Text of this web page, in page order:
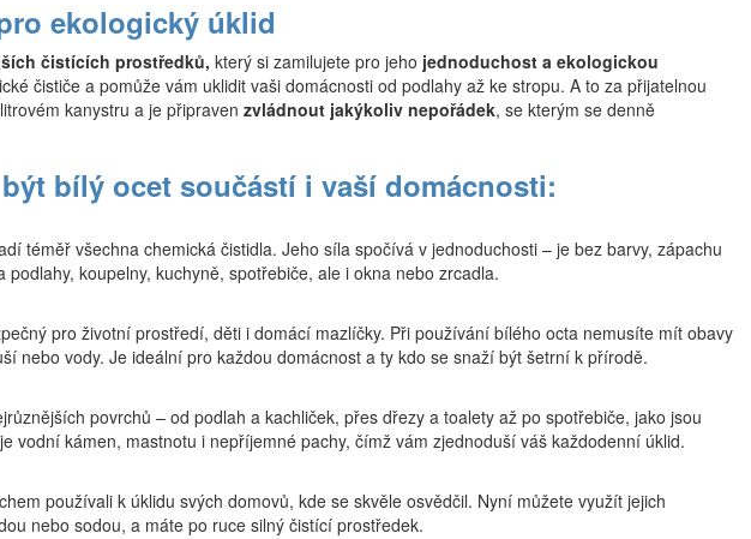
ekologický úklid
čistících prostředků, který si zamilujete pro jeho jednoduchost a ekologickou
čističe a pomůže vám uklidit vaši domácnosti od podlahy až ke stropu. A to za přijatelnou
kanystru a je připraven zvládnout jakýkoliv nepořádek, se kterým se denně
bílý ocet součástí i vaší domácnosti:
téměř všechna chemická čistidla. Jeho síla spočívá v jednoduchosti – je bez barvy, zápachu
koupelny, kuchyně, spotřebiče, ale i okna nebo zrcadla.
pro životní prostředí, děti i domácí mazlíčky. Při používání bílého octa nemusíte mít obavy
nebo vody. Je ideální pro každou domácnost a ty kdo se snaží být šetrní k přírodě.
povrchů – od podlah a kachliček, přes dřezy a toalety až po spotřebiče, jako jsou
vodní kámen, mastnotu i nepříjemné pachy, čímž vám zjednoduší váš každodenní úklid.
používali k úklidu svých domovů, kde se skvěle osvědčil. Nyní můžete využít jejich
nebo sodou, a máte po ruce silný čistící prostředek.